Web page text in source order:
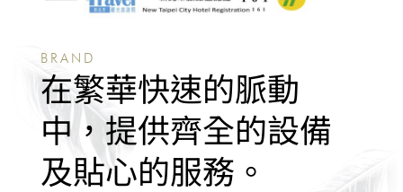
BRAND
在繁華快速的脈動
中，提供齊全的設備
及貼心的服務。